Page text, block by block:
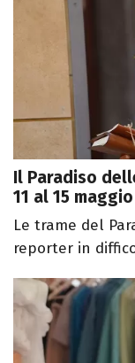
Il Paradiso
11 al 15
Le trame del
reporter in